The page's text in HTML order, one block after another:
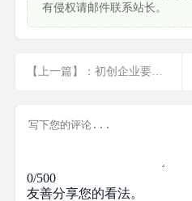
有侵权请邮件联系站长。
【上一篇】：初创企业要想生存必须要做到的准则
0/500
友善分享您的看法。